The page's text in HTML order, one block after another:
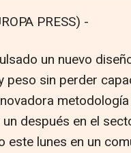
PRESS) -
un nuevo
peso sin perder
después en el
este lunes en un